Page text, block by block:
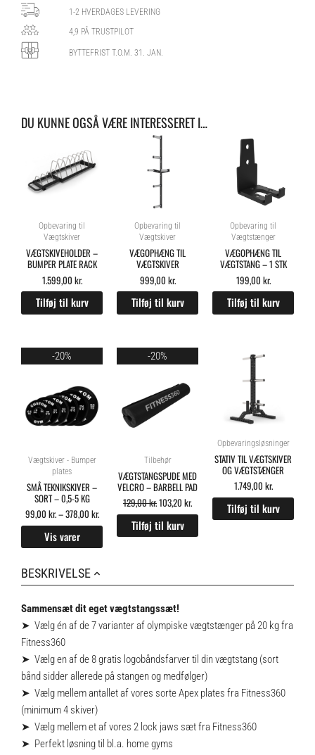
1-2 HVERDAGES LEVERING
4,9 PÅ TRUSTPILOT
BYTTEFRIST T.O.M. 31. JAN.
DU KUNNE OGSÅ VÆRE INTERESSERET I…
Opbevaring til
Vægtskiver
VÆGTSKIVEHOLDER –
BUMPER PLATE RACK
1.599,00 kr.
Tilføj til kurv
Opbevaring til
Vægtskiver
VÆGOPHÆNG TIL
VÆGTSKIVER
999,00 kr.
Tilføj til kurv
Opbevaring til
Vægtstænger
VÆGOPHÆNG TIL
VÆGTSTANG – 1 STK
199,00 kr.
Tilføj til kurv
-20%
Vægtskiver - Bumper
plates
SMÅ TEKNIKSKIVER –
SORT – 0,5-5 KG
99,00 kr.–378,00 kr.
Price
range:
378,00 kr.
Vis varer
-20%
Tilbehør
VÆGTSTANGSPUDE MED
VELCRO – BARBELL PAD
129,00kr.
Original
price
129,00 kr..
103,20 kr.
Current
price
Tilføj til kurv
Opbevaringsløsninger
STATIV TIL VÆGTSKIVER
OG VÆGTSTÆNGER
1.749,00 kr.
Tilføj til kurv
BESKRIVELSE
Sammensæt dit eget vægtstangssæt!
➤ Vælg én af de 7 varianter af olympiske vægtstænger på 20 kg fra
Fitness360
➤ Vælg en af de 8 gratis logobåndsfarver til din vægtstang (sort
bånd sidder allerede på stangen og medfølger)
➤ Vælg mellem antallet af vores sorte Apex plates fra Fitness360
(minimum 4 skiver)
➤ Vælg mellem et af vores 2 lock jaws sæt fra Fitness360
➤ Perfekt løsning til bl.a. home gyms